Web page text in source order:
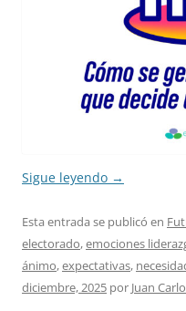
Sigue leyendo →
Esta entrada se publicó en
electorado,emociones
ánimo,expectativas,
diciembre, 2025 por Juan